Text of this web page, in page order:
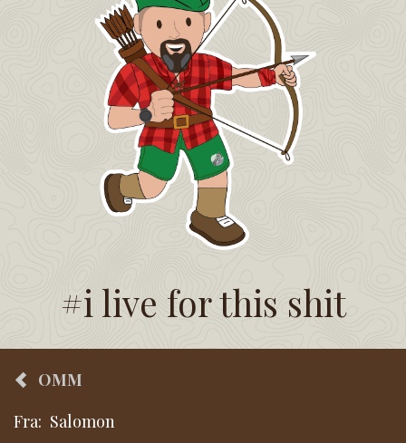
#i live for this shit
OMM
Fra: Salomon